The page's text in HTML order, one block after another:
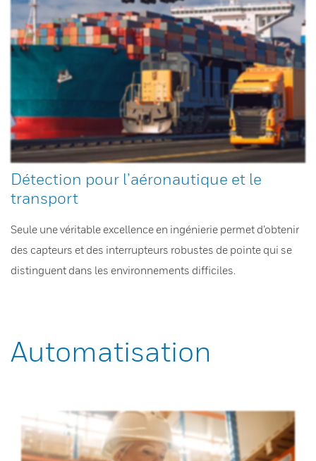
Détection pour l’aéronautique et le
transport
Seule une véritable excellence en ingénierie permet d’obtenir
des capteurs et des interrupteurs robustes de pointe qui se
distinguent dans les environnements difficiles.
Automatisation